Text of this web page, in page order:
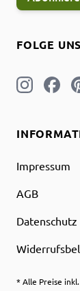
Impressum
AGB
Datenschutz
* Alle Preise
FOLGE UNS